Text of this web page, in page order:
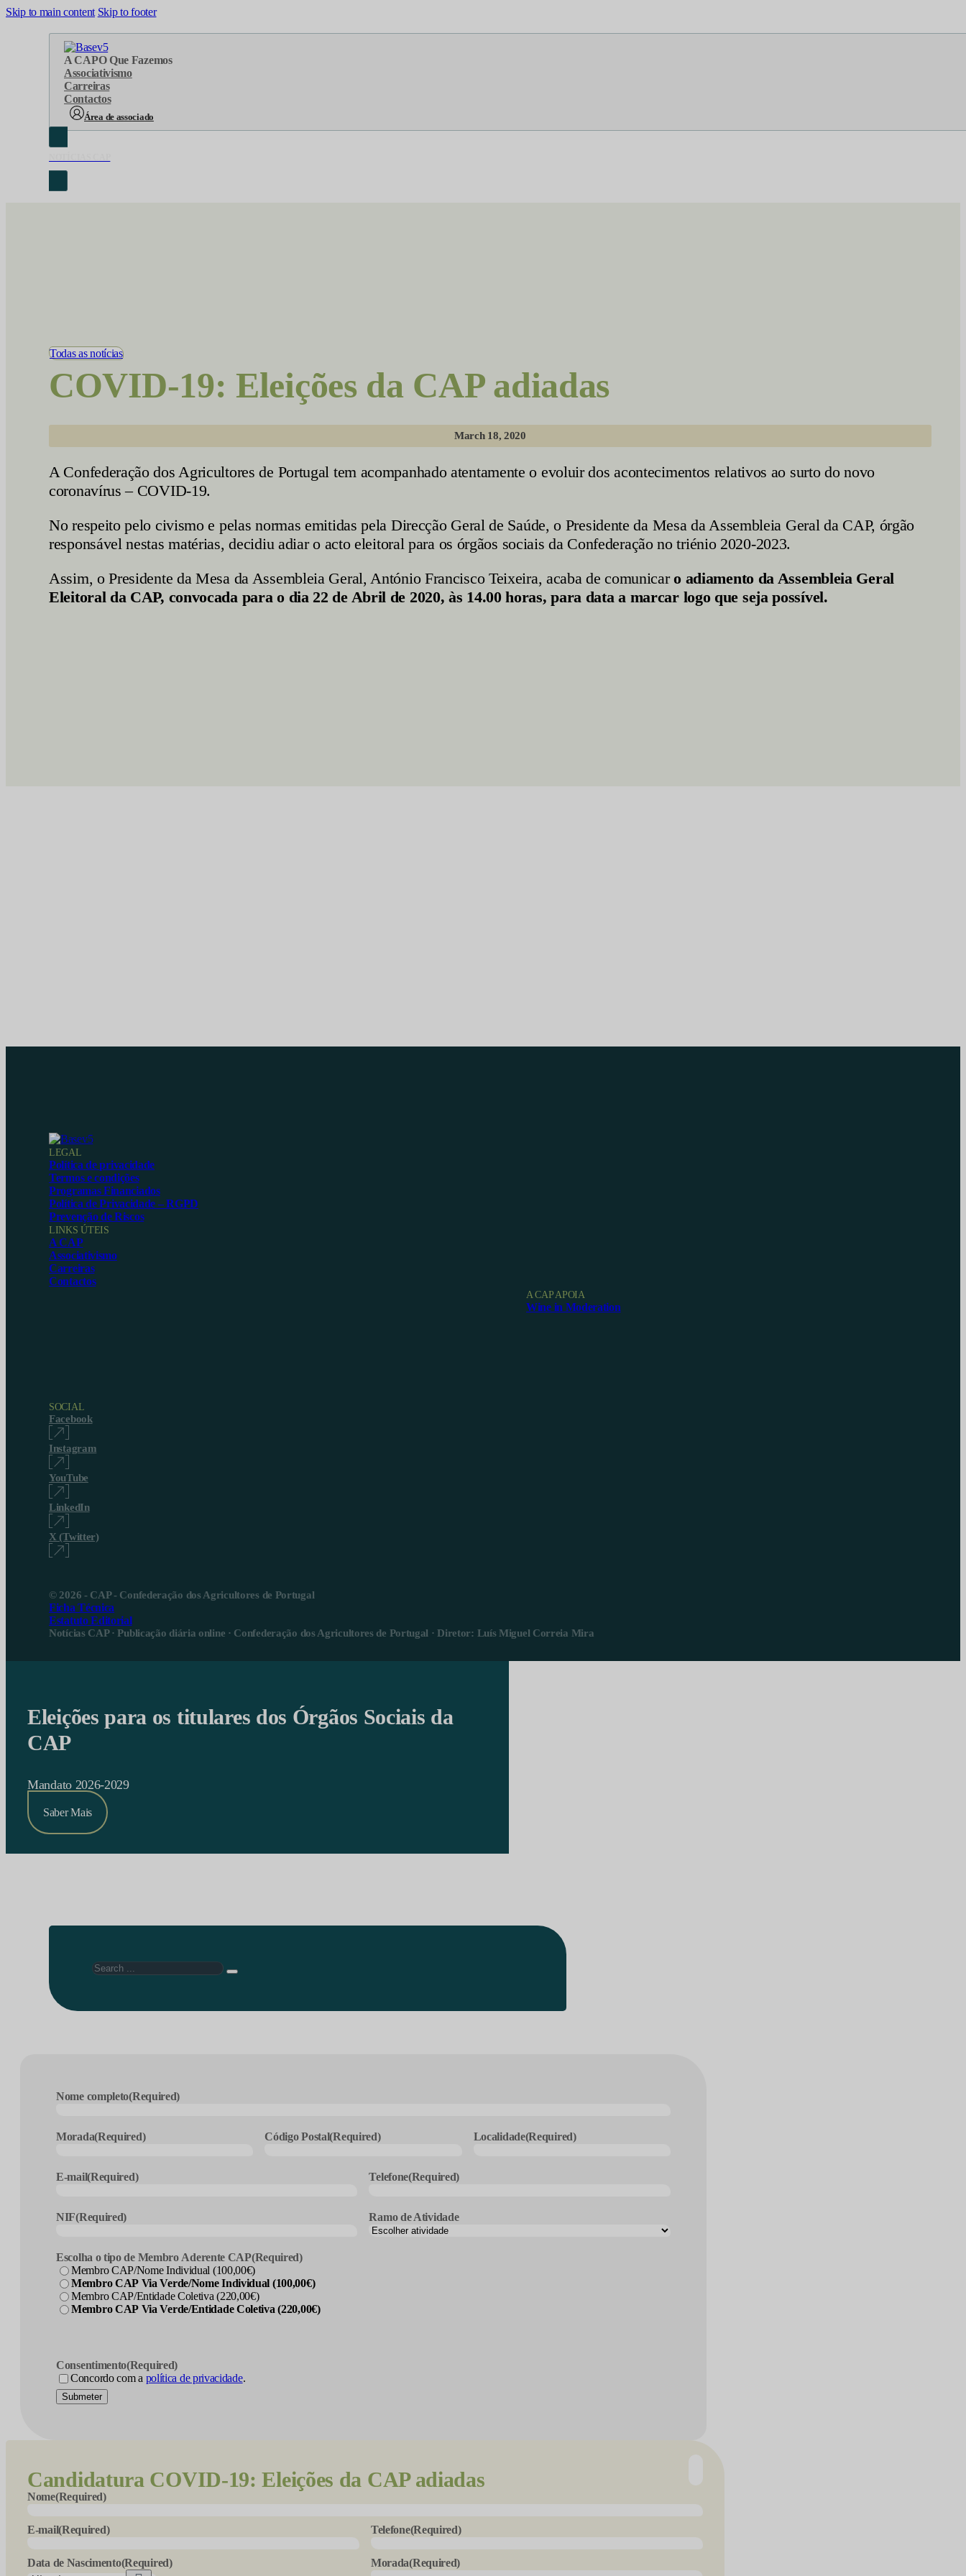
Skip to main content Skip to footer
A CAPO Que Fazemos
Associativismo
Carreiras
Contactos
Área de associado
Todas as notícias
COVID-19: Eleições da CAP adiadas
March 18, 2020
A Confederação dos Agricultores de Portugal tem acompanhado atentamente o evoluir dos acontecimentos relativos ao surto do novo
coronavírus – COVID-19.
No respeito pelo civismo e pelas normas emitidas pela Direcção Geral de Saúde, o Presidente da Mesa da Assembleia Geral da CAP, órgão
responsável nestas matérias, decidiu adiar o acto eleitoral para os órgãos sociais da Confederação no triénio 2020-2023.
Assim, o Presidente da Mesa da Assembleia Geral, António Francisco Teixeira, acaba de comunicaro adiamento da Assembleia Geral
Eleitoral da CAP, convocada para o dia 22 de Abril de 2020, às 14.00 horas, para data a marcar logo que seja possível.
LEGAL
Política de privacidade
Termos e condições
Programas Financiados
Política de Privacidade – RGPD
Prevenção de Riscos
LINKS ÚTEIS
A CAP
Associativismo
Carreiras
Contactos
A CAP APOIA
Wine in Moderation
SOCIAL
Facebook
Instagram
YouTube
LinkedIn
X (Twitter)
© 2026 - CAP - Confederação dos Agricultores de Portugal
Ficha Técnica
Estatuto Editorial
Notícias CAP · Publicação diária online · Confederação dos Agricultores de Portugal · Diretor: Luís Miguel Correia Mira
Eleições para os titulares dos Órgãos Sociais da
CAP
Mandato 2026-2029
Saber Mais
Search
Nome completo(Required)
Morada(Required) Código Postal(Required) Localidade(Required)
E-mail(Required) Telefone(Required)
NIF(Required) Ramo de Atividade
Escolha o tipo de Membro Aderente CAP(Required)
Membro CAP/Nome Individual (100,00€)
Membro CAP Via Verde/Nome Individual (100,00€)
Membro CAP/Entidade Coletiva (220,00€)
Membro CAP Via Verde/Entidade Coletiva (220,00€)
Consentimento(Required)
Concordo com a política de privacidade.
Submeter
Candidatura COVID-19: Eleições da CAP adiadas
Nome(Required)
E-mail(Required) Telefone(Required)
Data de Nascimento(Required) Morada(Required)